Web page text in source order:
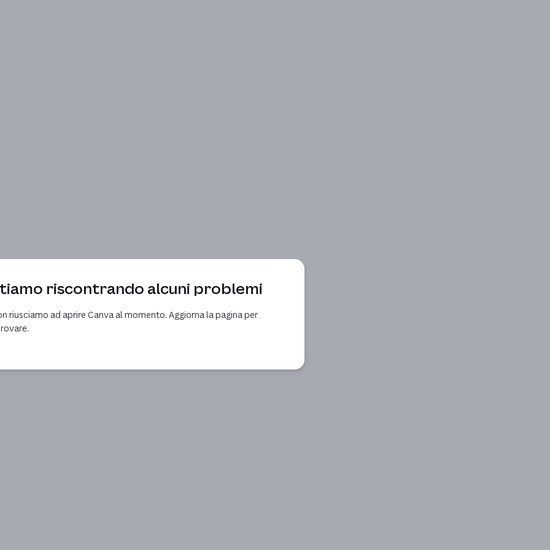
riscontrando alcuni problemi
riusciamo ad aprire Canva al momento. Aggiorna la pagina per